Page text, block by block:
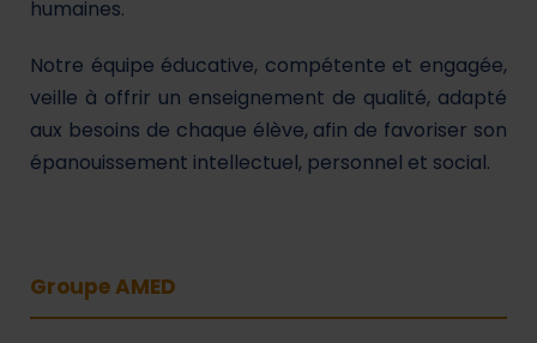
humaines.
Notre équipe éducative, compétente et engagée,
veille à offrir un enseignement de qualité, adapté
aux besoins de chaque élève, afin de favoriser son
épanouissement intellectuel, personnel et social.
Groupe AMED